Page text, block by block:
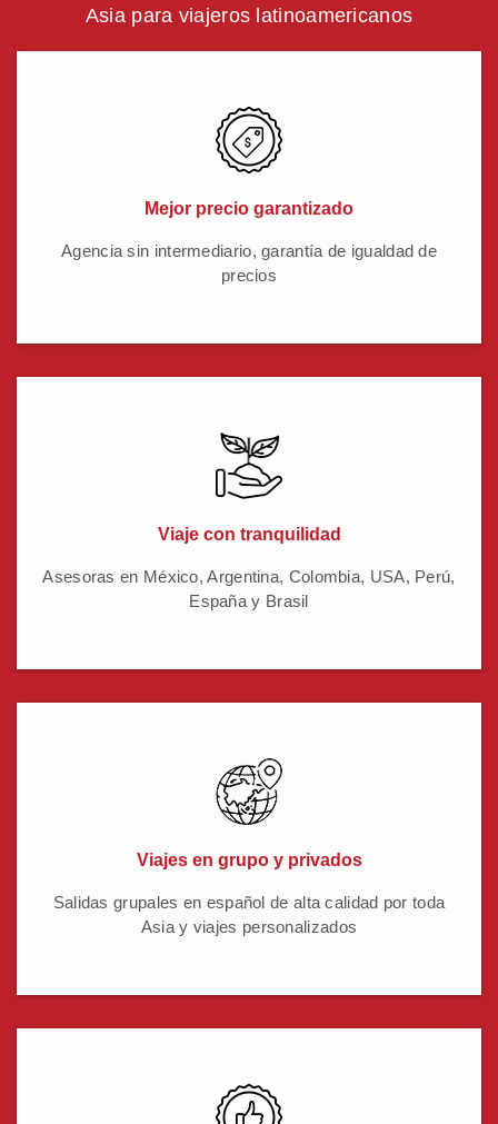
Asia para viajeros latinoamericanos
Mejor precio garantizado
Agencia sin intermediario, garantía de igualdad de
precios
Viaje con tranquilidad
Asesoras en México, Argentina, Colombia, USA, Perú,
España y Brasil
Viajes en grupo y privados
Salidas grupales en español de alta calidad por toda
Asia y viajes personalizados